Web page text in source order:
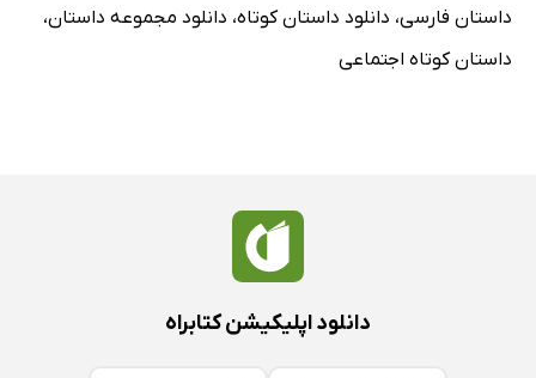
داستان فارسی، دانلود داستان کوتاه، دانلود مجموعه داستان،
داستان کوتاه اجتماعی
دانلود اپلیکیشن کتابراه